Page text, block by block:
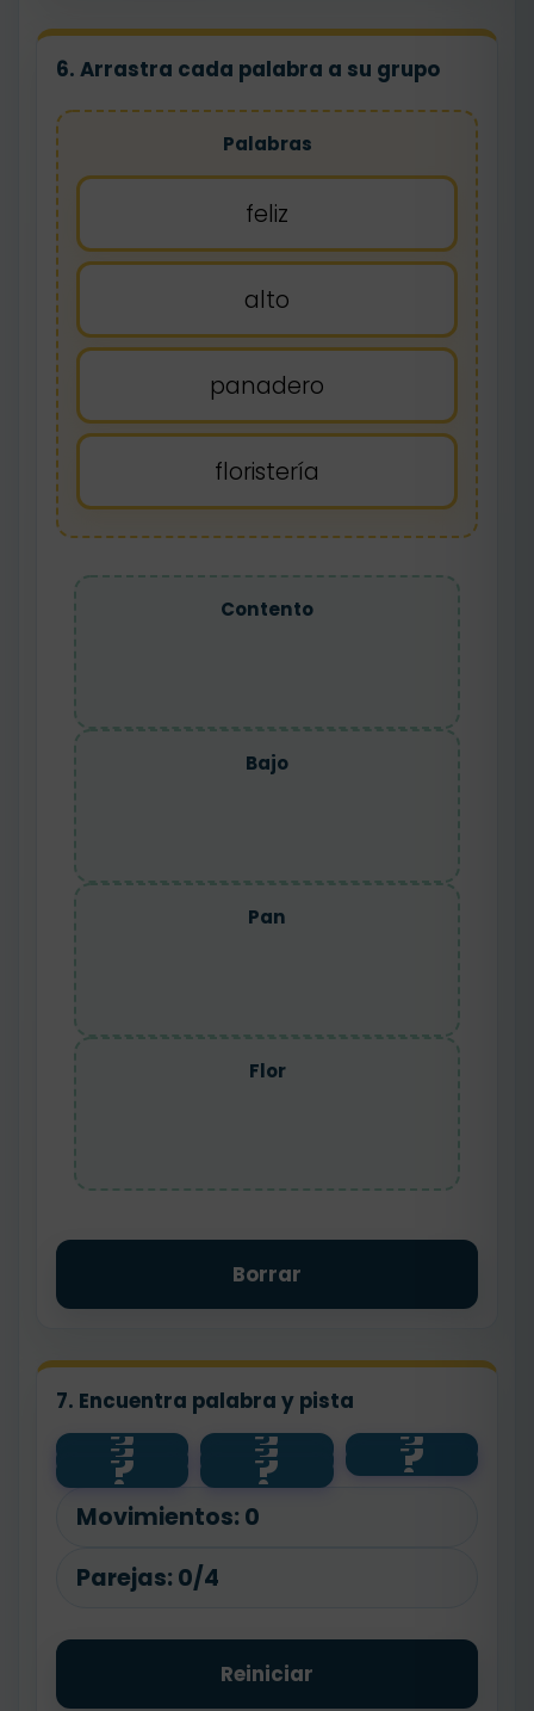
6. Arrastra cada palabra a su grupo
Palabras
feliz
alto
panadero
floristería
Contento
Bajo
Pan
Flor
Borrar
7. Encuentra palabra y pista
?
pan ?
panadero ?
alto
?
floristería ?
contento ?
feliz
?
bajo ?
flor
Movimientos: 0
Parejas: 0/4
Reiniciar